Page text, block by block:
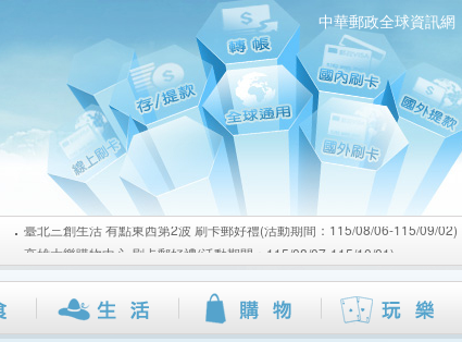
中華郵政全球資訊網
高雄大樂購物中心 刷卡郵好禮(活動期間：115/08/07-115/10/01)
新竹遠東巨城購物中心 2026巨城年中慶夏日BIG好刷(活動期間：115/08/06-
115/08/26)
臺北三創生活 有點東西第2波 刷卡郵好禮(活動期間：115/08/06-115/09/02)
高雄大樂購物中心 刷卡郵好禮(活動期間：115/08/07-115/10/01)
新竹遠東巨城購物中心 2026巨城年中慶夏日BIG好刷(活動期間：115/08/06-
115/08/26)
臺北三創生活 有點東西第2波 刷卡郵好禮(活動期間：115/08/06-115/09/02)